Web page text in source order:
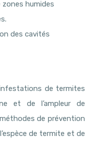
humides
des cavités
de termites
et de l’ampleur de
de prévention
de termite et de